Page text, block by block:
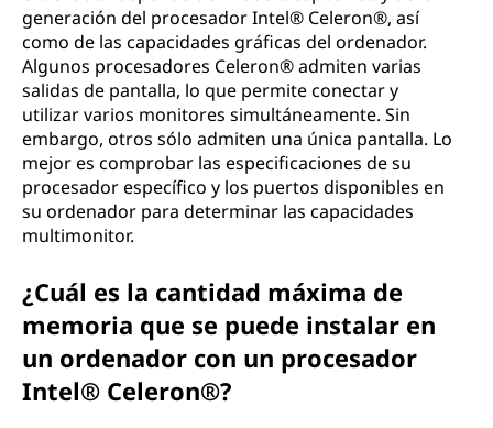
generación del procesador Intel® Celeron®, así
como de las capacidades gráficas del ordenador.
Algunos procesadores Celeron® admiten varias
salidas de pantalla, lo que permite conectar y
utilizar varios monitores simultáneamente. Sin
embargo, otros sólo admiten una única pantalla. Lo
mejor es comprobar las especificaciones de su
procesador específico y los puertos disponibles en
su ordenador para determinar las capacidades
multimonitor.
¿Cuál es la cantidad máxima de
memoria que se puede instalar en
un ordenador con un procesador
Intel® Celeron®?